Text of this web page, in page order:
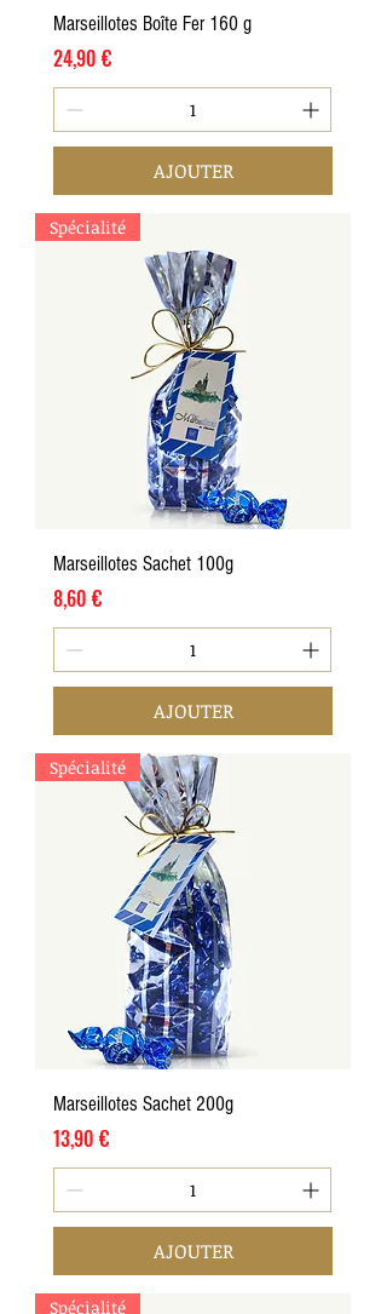
Marseillotes Boîte Fer 160 g
Prix
24,90 €
AJOUTER
Spécialité
Marseillotes Sachet 100g
Prix
8,60 €
AJOUTER
Spécialité
Marseillotes Sachet 200g
Prix
13,90 €
AJOUTER
Spécialité